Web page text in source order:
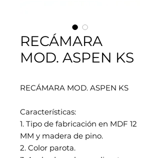
RECÁMARA
MOD. ASPEN KS
RECÁMARA MOD. ASPEN KS
Características:
1. Tipo de fabricación en MDF 12
MM y madera de pino.
2. Color parota.